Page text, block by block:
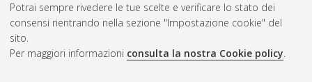
Potrai sempre rivedere le tue scelte e verificare lo stato dei
consensi rientrando nella sezione "Impostazione cookie" del
sito.
Per maggiori informazioni consulta la nostra Cookie policy.
Rss 2.0
AMS Laurea